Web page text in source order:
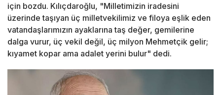
için bozdu. Kılıçdaroğlu, "Milletimizin iradesini
üzerinde taşıyan üç milletvekilimiz ve filoya eşlik eden
vatandaşlarımızın ayaklarına taş değer, gemilerine
dalga vurur, üç vekil değil, üç milyon Mehmetçik gelir;
kıyamet kopar ama adalet yerini bulur" dedi.